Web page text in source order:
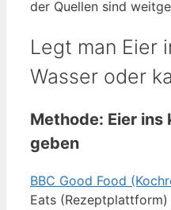
der Quellen sind
Legt man Eier
Wasser oder
Methode: Eier ins
geben
BBC Good Food
Eats